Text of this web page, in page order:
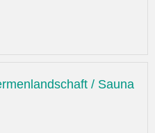
/ Sauna